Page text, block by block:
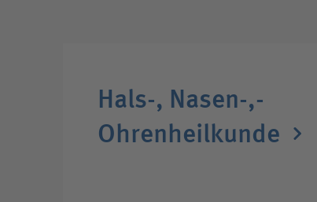
Hals-,­ Nasen-,­
Ohren­heil­kunde